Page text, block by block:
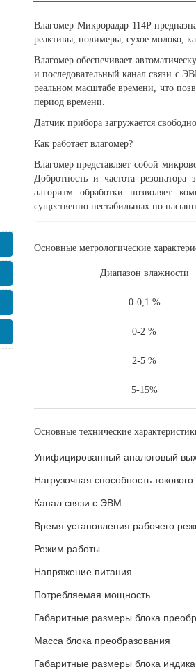
Влагомер Микрорадар 114P
реактивы, полимеры, сухое молоко,
Влагомер обеспечивает
и последовательный канал связи с
реальном масштабе времени, что
период времени.
Датчик прибора загружается
Как работает влагомер?
Влагомер представляет собой
Добротность и частота
алгоритм обработки позволяет
существенно нестабильных по
Основные метрологические
Диапазон влажности
0-0,1 %
0-2 %
2-5 %
5-15%
Основные технические
Унифицированный аналоговый
Нагрузочная способность
Канал связи с ЭВМ
Время установления рабочего
Режим работы
Напряжение питания
Потребляемая мощность
Габаритные размеры блока
Масса блока преобразования
Габаритные размеры блока